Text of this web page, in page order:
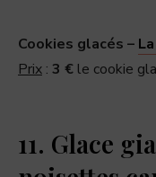
Cookies glacés –
Prix : 3 € le cookie
11. Glace